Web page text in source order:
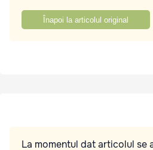
Înapoi la articolul original
La momentul dat articolul se